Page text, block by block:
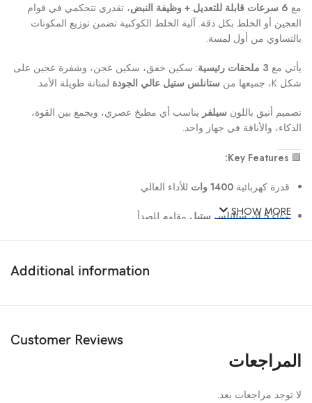
مع 6 سرعات قابلة للتعديل + وظيفة النبض
، تقدري تتحكمي في قوام
العجين أو الخلط بكل دقة. آلية الخلط الكوكبية تضمن توزيع المكونات
بالتساوي من أول لمسة.
يأتي مع 3 ملحقات رئيسية
: سكين خفق، سكين عجن، وشفرة عجين على
شكل K، جميعها من
ستانلس ستيل عالي الجودة لمتانة طويلة الأمد.
تصميم أنيق باللون سيلفر يناسب أي مطبخ عصري، ويجمع بين القوة،
الذكاء، والأناقة في جهاز واحد.
🟩
Key Features:
قدرة كهربائية1400 وات للأداء العالي
وعاء5 لتر ستانلس ستيل مقاوم للصدأ
لضمان خلط متساوي
ملحقات احترافية للعجن والخفق
مناسب للاستخدام اليومي وتحضير العجين والحلويات
آمن وسهل الاستخدام
SHOW MORE
Additional information
Customer Reviews
المراجعات
لا توجد مراجعات بعد.